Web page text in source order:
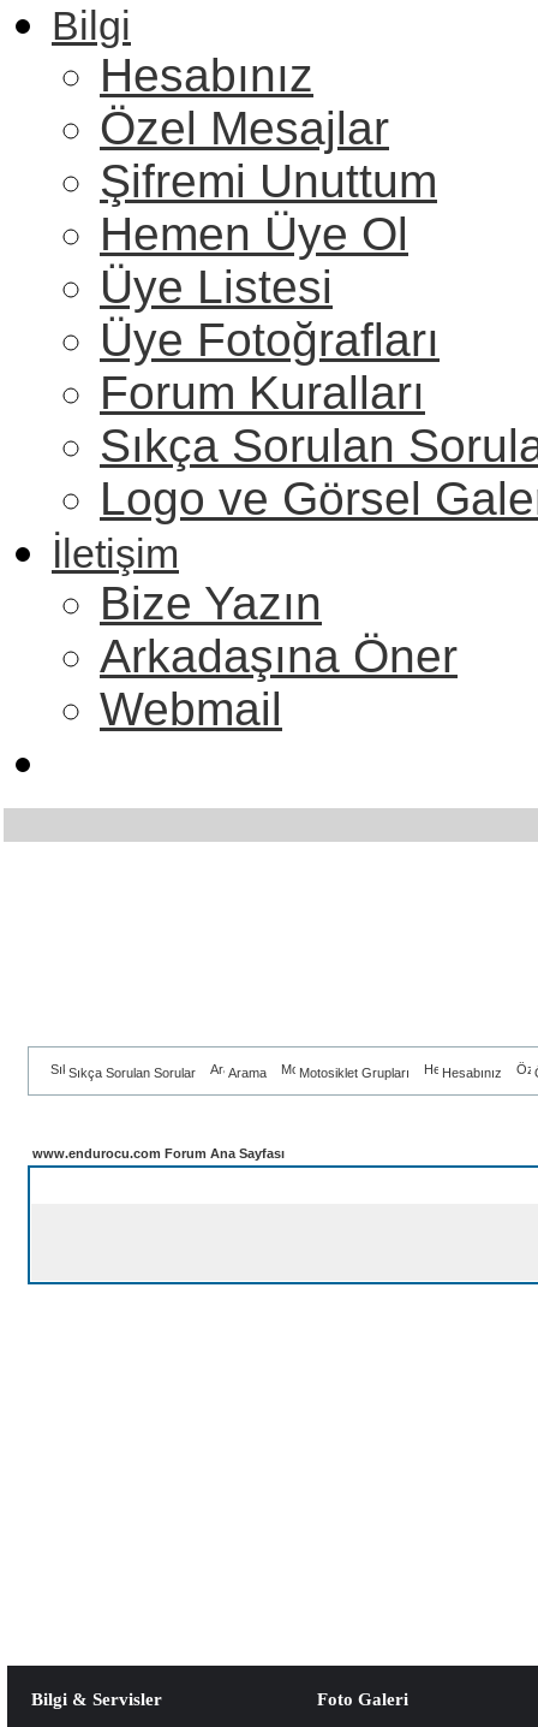
Bilgi
Hesabınız
Özel Mesajlar
Şifremi Unuttum
Hemen Üye Ol
Üye Listesi
Üye Fotoğrafları
Forum Kuralları
Sıkça Sorulan
Logo ve Görsel
İletişim
Bize Yazın
Arkadaşına Öner
Webmail
Sıkça Sorulan Sorular Arama Motosiklet Grupları Hesabınız
www.endurocu.com Forum Ana Sayfası
Bilgi & Servisler Foto Galeri